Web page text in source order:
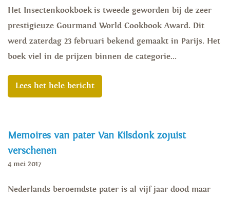
Het Insectenkookboek is tweede geworden bij de zeer
prestigieuze Gourmand World Cookbook Award. Dit
werd zaterdag 23 februari bekend gemaakt in Parijs. Het
boek viel in de prijzen binnen de categorie...
Lees het hele bericht
Memoires van pater Van Kilsdonk zojuist
verschenen
4 mei 2017
Nederlands beroemdste pater is al vijf jaar dood maar